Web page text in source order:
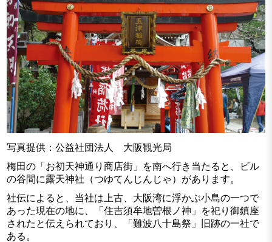
写真提供：公益社団法人 大阪観光局
梅田の「お初天神通り商店街」を南へ行き当たると、ビル
の谷間に露天神社（つゆてんじんじゃ）があります。
社伝によると、当社は上古、大阪湾に浮かぶ小島の一つで
あった現在の地に、「住吉須牟地曽根ノ神」を祀り御鎮座
されたと伝えられており、「難波八十島祭」旧跡の一社で
ある。